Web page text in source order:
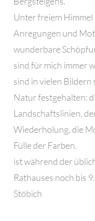
Unter freiem
Anregungen und
wunderbare
sind für mich immer
sind in vielen Bildern
Natur festgehalten:
Landschaftslinien,
Wiederholung, die
Fülle der Farben.
ist während der
Rathauses noch bis
Stöbich